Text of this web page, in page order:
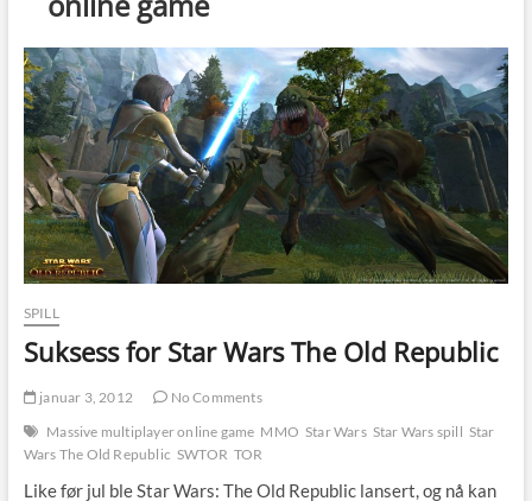
SPILL
Suksess for Star Wars The Old Republic
januar 3, 2012
No Comments
Massive multiplayer online game MMO Star Wars Star Wars spill Star
Wars The Old Republic SWTOR TOR
Like før jul ble Star Wars: The Old Republic lansert, og nå kan